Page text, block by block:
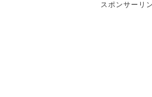
スポンサーリ